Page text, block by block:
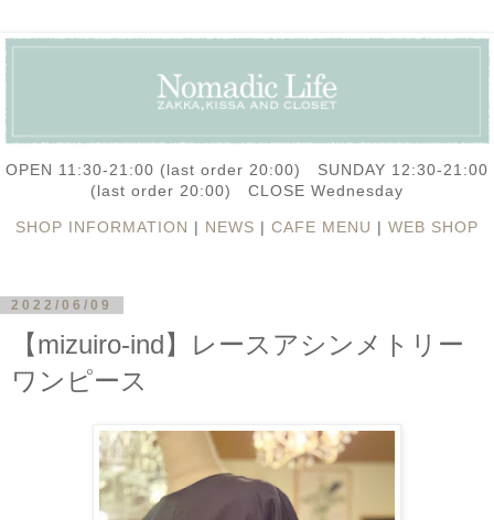
OPEN 11:30-21:00 (last order 20:00) SUNDAY 12:30-21:00
(last order 20:00) CLOSE Wednesday
SHOP INFORMATION | NEWS | CAFE MENU | WEB SHOP
2022/06/09
【mizuiro-ind】レースアシンメトリー
ワンピース